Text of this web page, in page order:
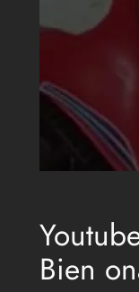
Bien